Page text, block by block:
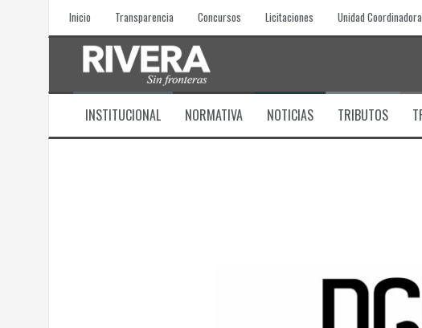
Inicio Transparencia Concursos Licitaciones Unidad
INSTITUCIONAL NORMATIVA NOTICIAS TRIBUTOS